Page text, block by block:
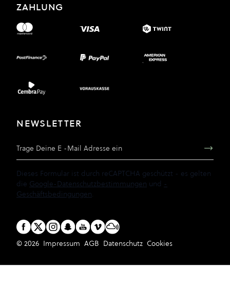
ZAHLUNG
NEWSLETTER
Dieses Formular ist durch reCAPTCHA geschützt - es gelten
die Google-Datenschutzbestimmungen und -
Geschäftsbedingungen.
© 2026 Impressum AGB Datenschutz Cookies